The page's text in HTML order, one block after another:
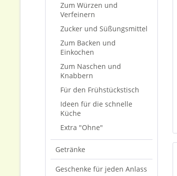
Zum Würzen und
Verfeinern
Zucker und Süßungsmittel
Zum Backen und
Einkochen
Zum Naschen und
Knabbern
Für den Frühstückstisch
Ideen für die schnelle
Küche
Extra "Ohne"
Getränke
Geschenke für jeden Anlass